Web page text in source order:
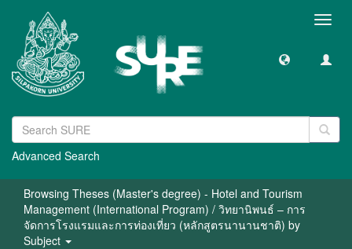
Advanced Search
Browsing Theses (Master's degree) - Hotel and Tourism
Management (International Program) / วิทยานิพนธ์ – การ
จัดการโรงแรมและการท่องเที่ยว (หลักสูตรนานานชาติ) by
Subject